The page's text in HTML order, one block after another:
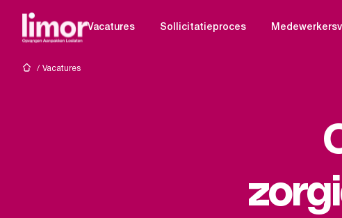
Vacatures Sollicitatieproces
/ Vacatures